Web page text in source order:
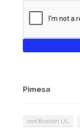
Pimesa
certificación UL